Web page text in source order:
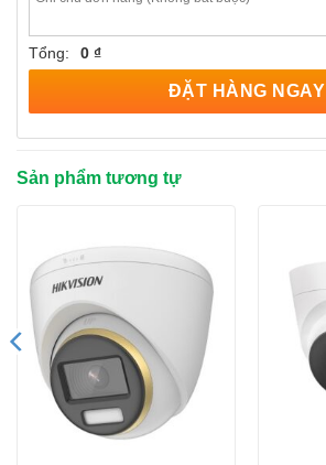
Tổng: 0 ₫
ĐẶT HÀNG NGAY
Sản phẩm tương tự